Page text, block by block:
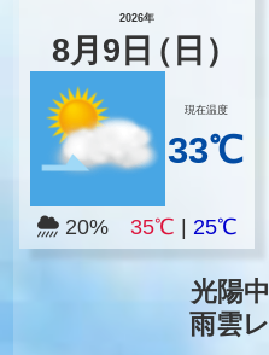
2026年
8月 9 日（日）
現在温度
33℃
20% 35℃ 25℃
光陽
雨雲